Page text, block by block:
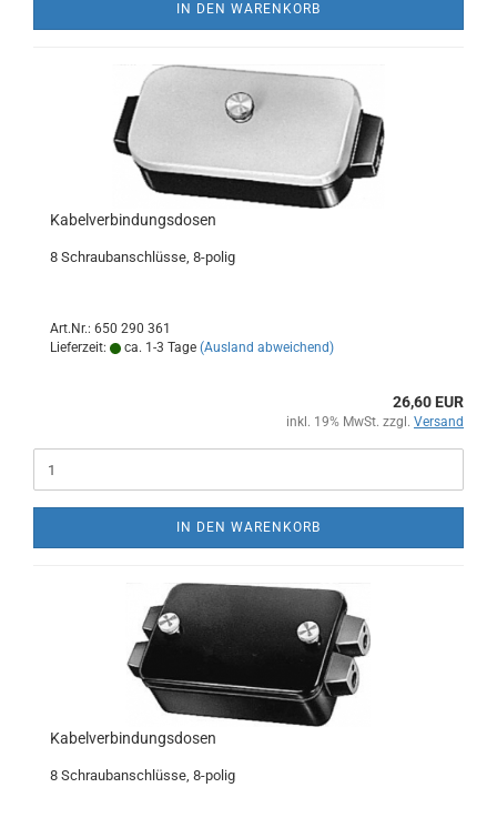
IN DEN WARENKORB
Kabelverbindungsdosen
8 Schraubanschlüsse, 8-polig
Art.Nr.: 650 290 361
Lieferzeit:
ca. 1-3 Tage (Ausland abweichend)
26,60 EUR
inkl. 19% MwSt. zzgl. Versand
IN DEN WARENKORB
Kabelverbindungsdosen
8 Schraubanschlüsse, 8-polig